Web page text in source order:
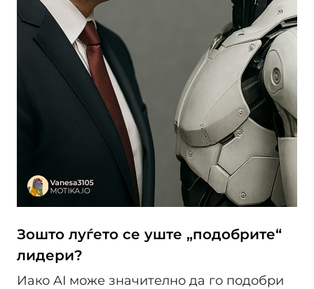
Зошто луѓето се уште „подобрите“
лидери?
Иако AI може значително да го подобри